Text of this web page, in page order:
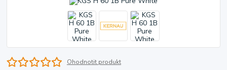
Ohodnotit produkt